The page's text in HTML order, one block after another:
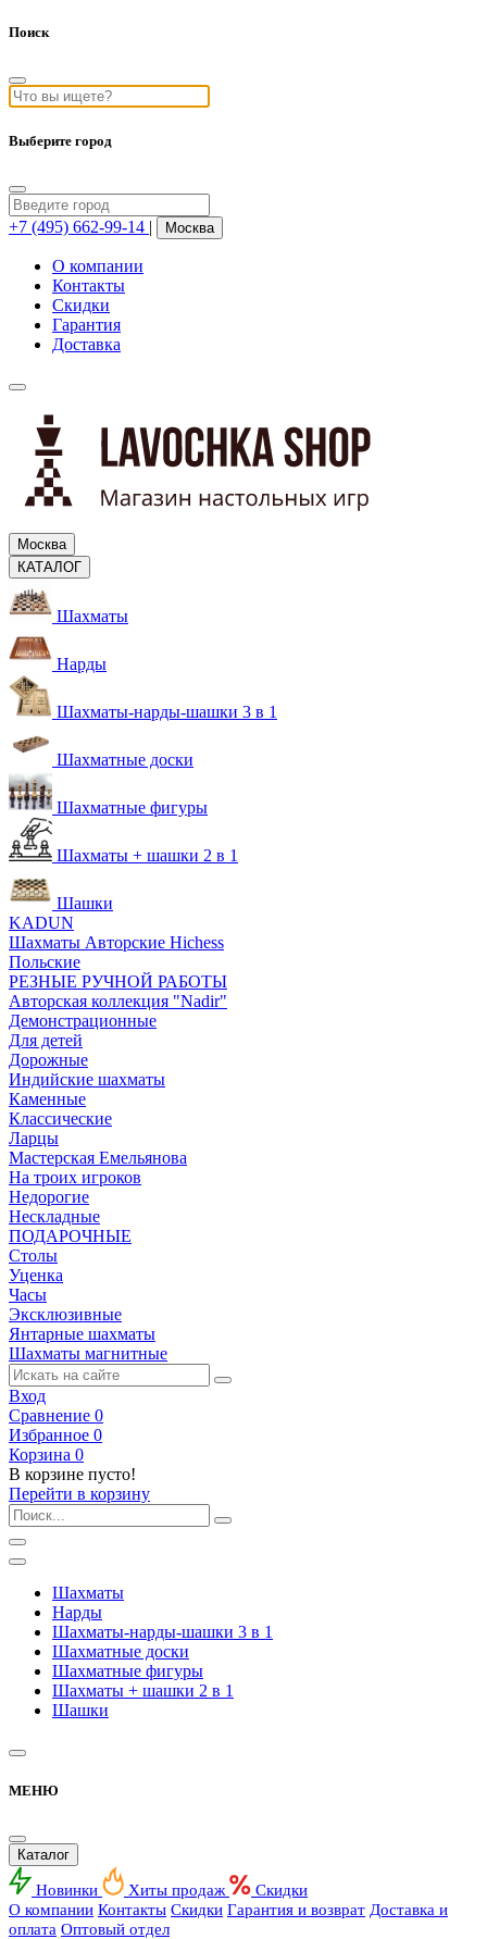
Поиск
Выберите город
+7 (495) 662-99-14 | Москва
О компании
Контакты
Скидки
Гарантия
Доставка
Москва
КАТАЛОГ
Шахматы
Нарды
Шахматы-нарды-шашки 3 в 1
Шахматные доски
Шахматные фигуры
Шахматы + шашки 2 в 1
Шашки
KADUN
Шахматы Авторские Hichess
Польские
РЕЗНЫЕ РУЧНОЙ РАБОТЫ
Авторская коллекция "Nadir"
Демонстрационные
Для детей
Дорожные
Индийские шахматы
Каменные
Классические
Ларцы
Мастерская Емельянова
На троих игроков
Недорогие
Нескладные
ПОДАРОЧНЫЕ
Столы
Уценка
Часы
Эксклюзивные
Янтарные шахматы
Шахматы магнитные
Вход
Сравнение 0
Избранное 0
Корзина 0
В корзине пусто!
Перейти в корзину
Шахматы
Нарды
Шахматы-нарды-шашки 3 в 1
Шахматные доски
Шахматные фигуры
Шахматы + шашки 2 в 1
Шашки
МЕНЮ
Каталог
Новинки Хиты продаж
Скидки
О компании Контакты Скидки Гарантия и возврат Доставка и
оплата Оптовый отдел